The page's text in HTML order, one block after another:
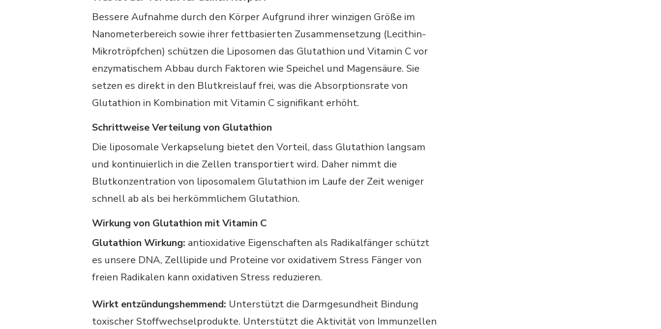
Bessere Aufnahme durch den Körper Aufgrund ihrer winzigen Größe im
Nanometerbereich sowie ihrer fettbasierten Zusammensetzung (Lecithin-
Mikrotröpfchen) schützen die Liposomen das Glutathion und Vitamin C vor
enzymatischem Abbau durch Faktoren wie Speichel und Magensäure. Sie
setzen es direkt in den Blutkreislauf frei, was die Absorptionsrate von
Glutathion in Kombination mit Vitamin C signifikant erhöht.
Schrittweise Verteilung von Glutathion
Die liposomale Verkapselung bietet den Vorteil, dass Glutathion langsam
und kontinuierlich in die Zellen transportiert wird. Daher nimmt die
Blutkonzentration von liposomalem Glutathion im Laufe der Zeit weniger
schnell ab als bei herkömmlichem Glutathion.
Wirkung von Glutathion mit Vitamin C
Glutathion Wirkung: antioxidative Eigenschaften als Radikalfänger schützt
es unsere DNA, Zelllipide und Proteine vor oxidativem Stress Fänger von
freien Radikalen kann oxidativen Stress reduzieren.
Wirkt entzündungshemmend: Unterstützt die Darmgesundheit Bindung
toxischer Stoffwechselprodukte. Unterstützt die Aktivität von Immunzellen